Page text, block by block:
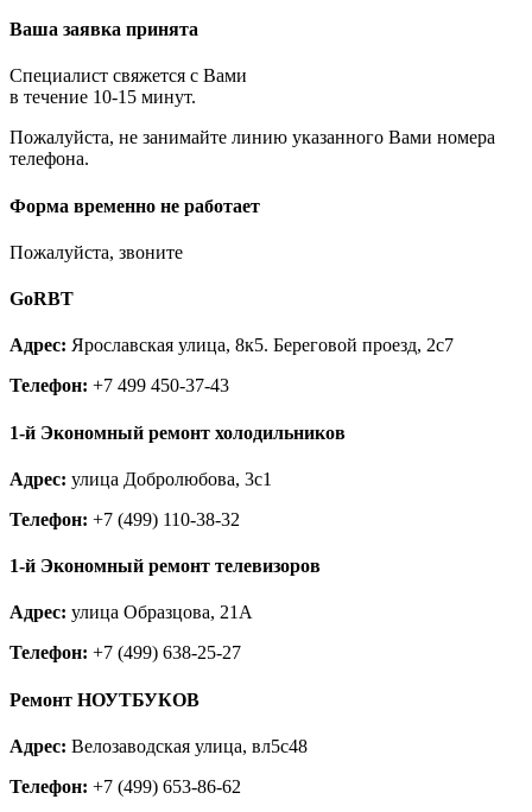
Красногорск
Краснознаменск
Кубинка
Ликино-Дулёво
Лобня
Луховицы
Люберцы
Малаховка
Можайск
Москва и МО
Наро-Фоминск
Ногинск
Ожерелье
Орехово-Зуево
Пересвет
Протвино
Пущино
Реутов
Руза
Серпухов
Солнечногорск
Старая Купавна
Ступино
Ваша заявка принята
Специалист свяжется с Вами
в течение 10-15 минут.
Пожалуйста, не занимайте линию указанного Вами номера
телефона.
Форма временно не работает
Пожалуйста, звоните
GoRBT
Адрес: Ярославская улица, 8к5. Береговой проезд, 2с7
Телефон: +7 499 450-37-43
1-й Экономный ремонт холодильников
Адрес: улица Добролюбова, 3с1
Телефон: +7 (499) 110-38-32
1-й Экономный ремонт телевизоров
Адрес: улица Образцова, 21А
Телефон: +7 (499) 638-25-27
Ремонт НОУТБУКОВ
Адрес: Велозаводская улица, вл5с48
Телефон: +7 (499) 653-86-62